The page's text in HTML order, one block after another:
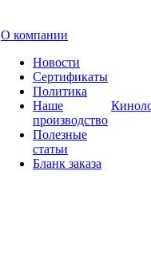
О компании
Новости
Сертификаты
Политика
Наше
производство
Полезные
статьи
Бланк заказа